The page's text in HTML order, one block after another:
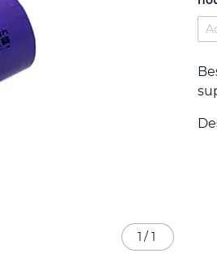
1 / 1